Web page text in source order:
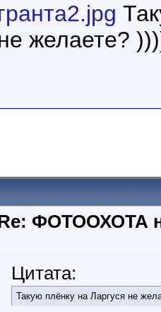
желаете?
ФОТООХОТА
Цитата:
Такую плёнку на Ларгуся не